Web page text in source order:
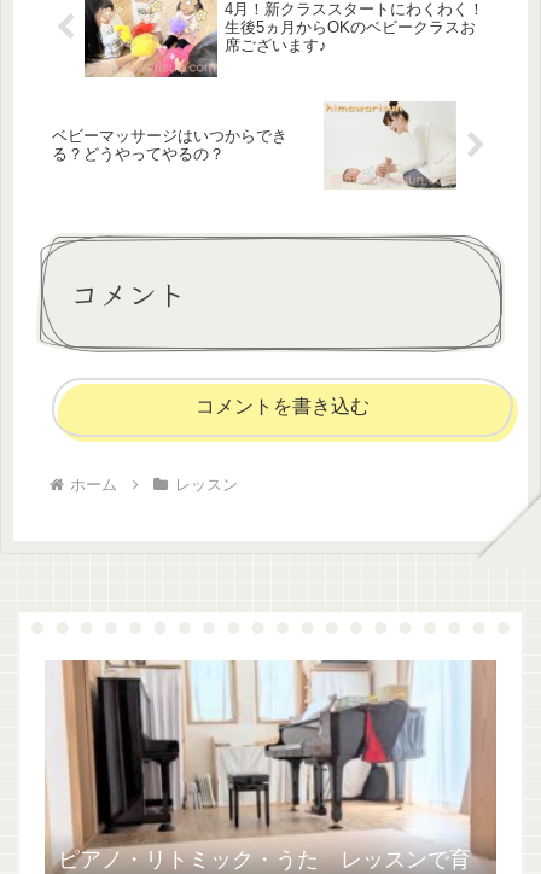
4月！新クラススタートにわくわく！
生後5ヵ月からOKのベビークラスお
席ございます♪
ベビーマッサージはいつからでき
る？どうやってやるの？
コメント
コメントを書き込む
ホーム レッスン
ピアノ・リトミック・うた レッスンで育